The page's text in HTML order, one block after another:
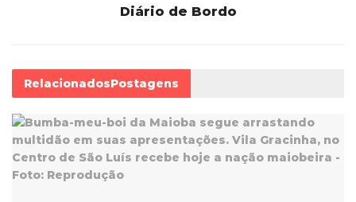
Diário de Bordo
RelacionadosPostagens